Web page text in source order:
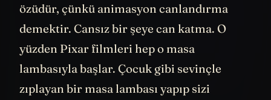
özüdür, çünkü animasyon canlandırma
demektir. Cansız bir şeye can katma. O
yüzden Pixar filmleri hep o masa
lambasıyla başlar. Çocuk gibi sevinçle
zıplayan bir masa lambası yapıp sizi